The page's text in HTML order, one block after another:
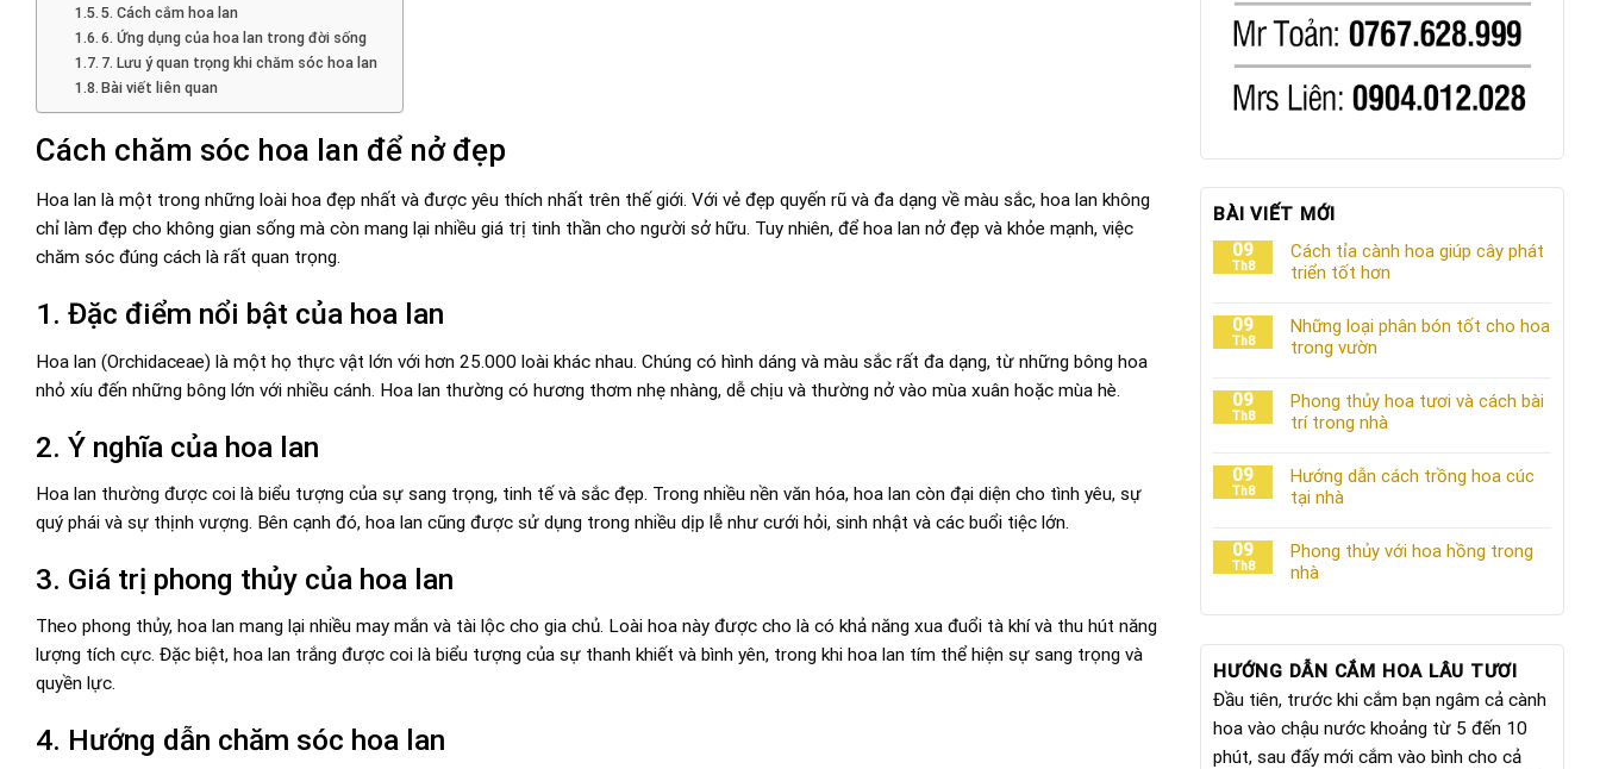
5. Cách cắm hoa lan
6. Ứng dụng của hoa lan trong đời sống
7. Lưu ý quan trọng khi chăm sóc hoa lan
Bài viết liên quan
Cách chăm sóc hoa lan để nở đẹp
Hoa lan là một trong những loài hoa đẹp nhất và được yêu thích nhất trên thế giới. Với vẻ đẹp quyến rũ và đa dạng về màu sắc, hoa lan không
chỉ làm đẹp cho không gian sống mà còn mang lại nhiều giá trị tinh thần cho người sở hữu. Tuy nhiên, để hoa lan nở đẹp và khỏe mạnh, việc
chăm sóc đúng cách là rất quan trọng.
1. Đặc điểm nổi bật của hoa lan
Hoa lan (Orchidaceae) là một họ thực vật lớn với hơn 25.000 loài khác nhau. Chúng có hình dáng và màu sắc rất đa dạng, từ những bông hoa
nhỏ xíu đến những bông lớn với nhiều cánh. Hoa lan thường có hương thơm nhẹ nhàng, dễ chịu và thường nở vào mùa xuân hoặc mùa hè.
2. Ý nghĩa của hoa lan
Hoa lan thường được coi là biểu tượng của sự sang trọng, tinh tế và sắc đẹp. Trong nhiều nền văn hóa, hoa lan còn đại diện cho tình yêu, sự
quý phái và sự thịnh vượng. Bên cạnh đó, hoa lan cũng được sử dụng trong nhiều dịp lễ như cưới hỏi, sinh nhật và các buổi tiệc lớn.
3. Giá trị phong thủy của hoa lan
Theo phong thủy, hoa lan mang lại nhiều may mắn và tài lộc cho gia chủ. Loài hoa này được cho là có khả năng xua đuổi tà khí và thu hút năng
lượng tích cực. Đặc biệt, hoa lan trắng được coi là biểu tượng của sự thanh khiết và bình yên, trong khi hoa lan tím thể hiện sự sang trọng và
quyền lực.
4. Hướng dẫn chăm sóc hoa lan
BÀI VIẾT MỚI
09
Th8
Cách tỉa cành hoa giúp cây phát
triển tốt hơn
09
Th8
Những loại phân bón tốt cho hoa
trong vườn
09
Th8
Phong thủy hoa tươi và cách bài
trí trong nhà
09
Th8
Hướng dẫn cách trồng hoa cúc
tại nhà
09
Th8
Phong thủy với hoa hồng trong
nhà
HƯỚNG DẪN CẮM HOA LÂU TƯƠI
Đầu tiên, trước khi cắm bạn ngâm cả cành
hoa vào chậu nước khoảng từ 5 đến 10
phút, sau đấy mới cắm vào bình cho cả